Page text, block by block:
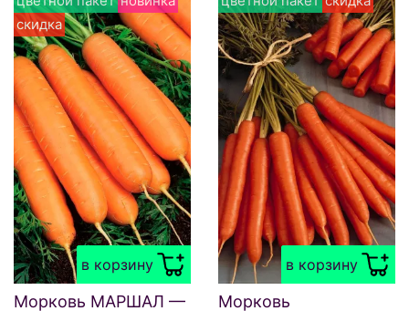
в корзину
скидка
Морковь МАРШАЛ —
в корзину
Морковь